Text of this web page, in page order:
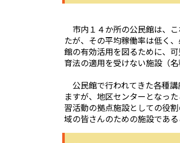
市内１４か所の公民館は、
たが、その平均稼働率は低く
館の有効活用を図るために、
育法の適用を受けない施設（
公民館で行われてきた各種
ますが、地区センターとなっ
習活動の拠点施設としての役
域の皆さんのための施設である